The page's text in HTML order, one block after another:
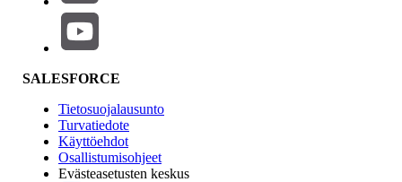
Ominaisuuden vaikutus
SALESFORCE
Tietosuojalausunto
Turvatiedote
Käyttöehdot
Osallistumisohjeet
Evästeasetusten keskus